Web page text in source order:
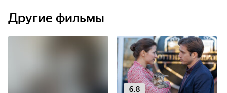
Другие фильмы
6.8